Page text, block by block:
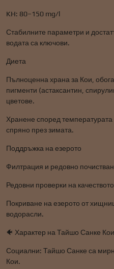
KH: 80–150 mg/l
Стабилните параметри и
водата са ключови.
Диета
Пълноценна храна за Кои,
пигменти (астаксантин,
цветове.
Хранене според
спряно през зимата.
Поддръжка на езерото
Филтрация и редовно
Редовни проверки на
Покриване на езерото от
водорасли.
🐠 Характер на Тайшо Санке Кои
Социални: Тайшо Санке са
Кои.